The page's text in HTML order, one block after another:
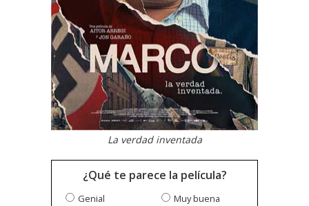
La verdad inventada
¿Qué te parece la película?
Genial
Muy buena